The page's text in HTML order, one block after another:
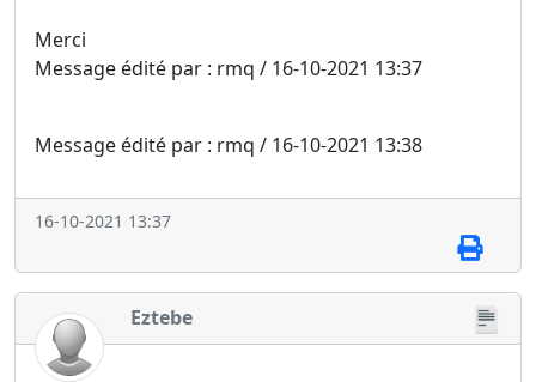
Merci
Message édité par : rmq / 16-10-2021 13:37
Message édité par : rmq / 16-10-2021 13:38
16-10-2021 13:37
Eztebe